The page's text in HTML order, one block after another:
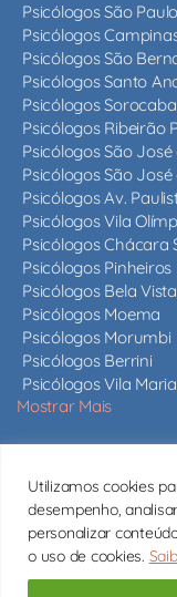
Utilizamos cookies
desempenho,
personalizar
o uso de cookies.
Psicólogos São Paulo
Psicólogos
Psicólogos São
Psicólogos Santo
Psicólogos Sorocaba
Psicólogos Ribeirão
Psicólogos São
Psicólogos São
Psicólogos Av.
Psicólogos Vila
Psicólogos Chácara
Psicólogos Pinheiros
Psicólogos Bela Vista
Psicólogos Moema
Psicólogos Morumbi
Psicólogos Berrini
Psicólogos Vila
Mostrar Mais
Mais de 820
todos com CRP ativo.